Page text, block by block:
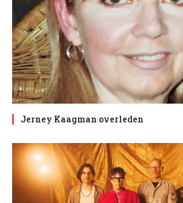
Jerney Kaagman overleden